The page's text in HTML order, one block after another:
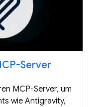
Server
MCP-Server, um
wie Antigravity,